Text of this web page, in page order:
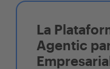
La
Agentic